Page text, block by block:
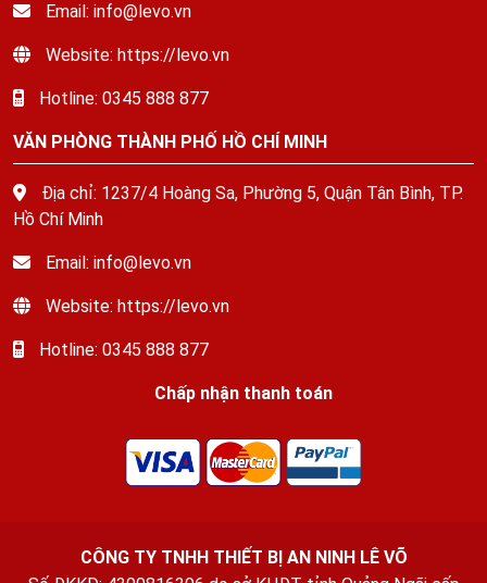
Email: info@levo.vn
Website: https://levo.vn
Hotline: 0345 888 877
VĂN PHÒNG THÀNH PHỐ HỒ CHÍ MINH
Địa chỉ: 1237/4 Hoàng Sa, Phường 5, Quận Tân Bình, TP.
Hồ Chí Minh
Email: info@levo.vn
Website: https://levo.vn
Hotline: 0345 888 877
Chấp nhận thanh toán
CÔNG TY TNHH THIẾT BỊ AN NINH LÊ VÕ